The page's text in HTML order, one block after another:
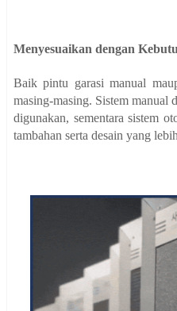
Menyesuaikan dengan
Baik pintu garasi manual
masing-masing. Sistem manual
digunakan, sementara sistem
tambahan serta desain yang